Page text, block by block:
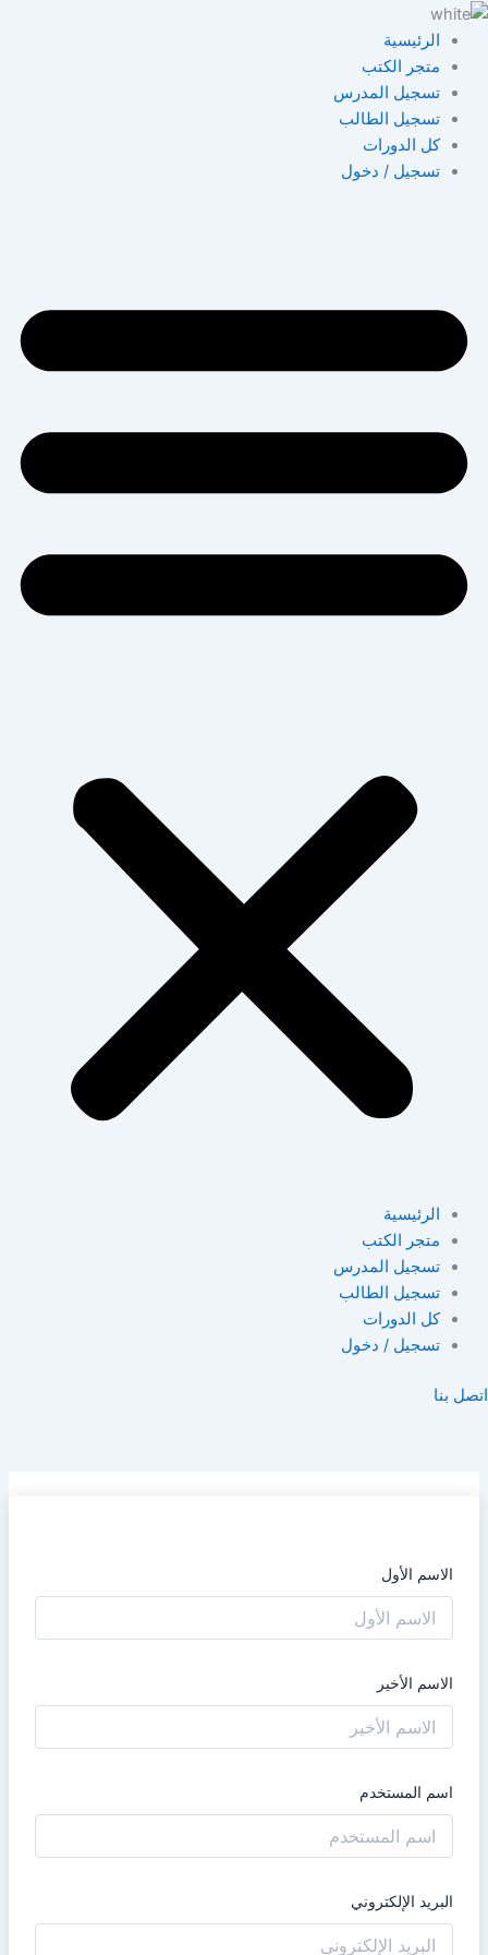
تخطي
المحتوى
الرئيسية
متجر الكتب
تسجيل المدرس
تسجيل الطالب
كل الدورات
تسجيل / دخول
الرئيسية
متجر الكتب
تسجيل المدرس
تسجيل الطالب
كل الدورات
تسجيل / دخول
اتصل بنا
الاسم الأول
الاسم الأخير
اسم المستخدم
البريد الإلكتروني